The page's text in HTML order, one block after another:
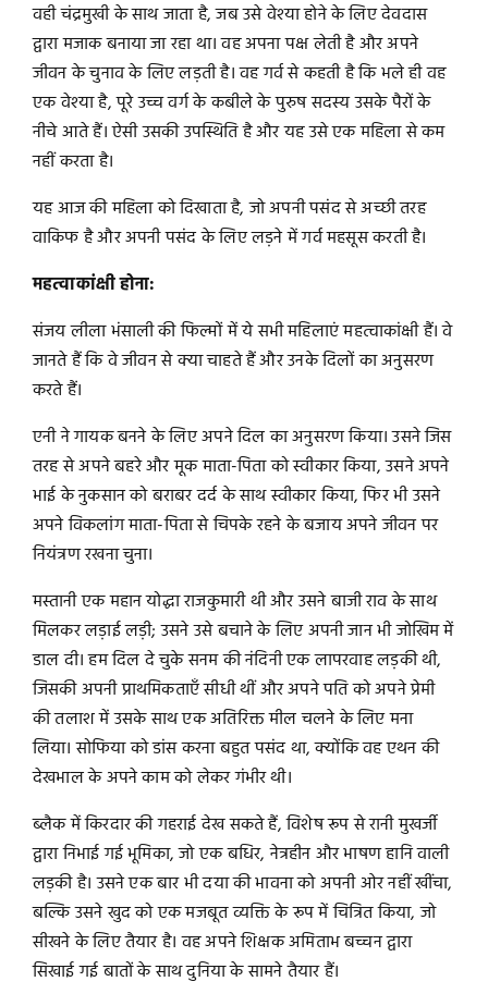
वही चंद्रमुखी के साथ जाता है, जब उसे वेश्या होने के लिए देवदास
द्वारा मजाक बनाया जा रहा था। वह अपना पक्ष लेती है और अपने
जीवन के चुनाव के लिए लड़ती है। वह गर्व से कहती है कि भले ही वह
एक वेश्या है, पूरे उच्च वर्ग के कबीले के पुरुष सदस्य उसके पैरों के
नीचे आते हैं। ऐसी उसकी उपस्थिति है और यह उसे एक महिला से कम
नहीं करता है।
यह आज की महिला को दिखाता है, जो अपनी पसंद से अच्छी तरह
वाकिफ है और अपनी पसंद के लिए लड़ने में गर्व महसूस करती है।
महत्वाकांक्षी होना:
संजय लीला भंसाली की फिल्मों में ये सभी महिलाएं महत्वाकांक्षी हैं। वे
जानते हैं कि वे जीवन से क्या चाहते हैं और उनके दिलों का अनुसरण
करते हैं।
एनी ने गायक बनने के लिए अपने दिल का अनुसरण किया। उसने जिस
तरह से अपने बहरे और मूक माता-पिता को स्वीकार किया, उसने अपने
भाई के नुकसान को बराबर दर्द के साथ स्वीकार किया, फिर भी उसने
अपने विकलांग माता-पिता से चिपके रहने के बजाय अपने जीवन पर
नियंत्रण रखना चुना।
मस्तानी एक महान योद्धा राजकुमारी थी और उसने बाजी राव के साथ
मिलकर लड़ाई लड़ी; उसने उसे बचाने के लिए अपनी जान भी जोखिम में
डाल दी। हम दिल दे चुके सनम की नंदिनी एक लापरवाह लड़की थी,
जिसकी अपनी प्राथमिकताएँ सीधी थीं और अपने पति को अपने प्रेमी
की तलाश में उसके साथ एक अतिरिक्त मील चलने के लिए मना
लिया। सोफिया को डांस करना बहुत पसंद था, क्योंकि वह एथन की
देखभाल के अपने काम को लेकर गंभीर थी।
ब्लैक में किरदार की गहराई देख सकते हैं, विशेष रूप से रानी मुखर्जी
द्वारा निभाई गई भूमिका, जो एक बधिर, नेत्रहीन और भाषण हानि वाली
लड़की है। उसने एक बार भी दया की भावना को अपनी ओर नहीं खींचा,
बल्कि उसने खुद को एक मजबूत व्यक्ति के रूप में चित्रित किया, जो
सीखने के लिए तैयार है। वह अपने शिक्षक अमिताभ बच्चन द्वारा
सिखाई गई बातों के साथ दुनिया के सामने तैयार हैं।